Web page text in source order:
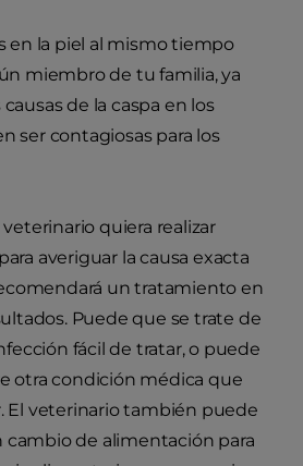
en la piel al mismo tiempo
miembro de tu familia, ya
de la caspa en los
ser contagiosas para los
quiera realizar
averiguar la causa exacta
un tratamiento en
Puede que se trate de
fácil de tratar, o puede
otra condición médica que
El veterinario también puede
de alimentación para